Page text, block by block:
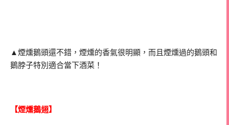
▲煙燻鵝頭還不錯，煙燻的香氣很明顯，而且煙燻過的鵝頭和
鵝脖子特別適合當下酒菜！
【煙燻鵝翅】